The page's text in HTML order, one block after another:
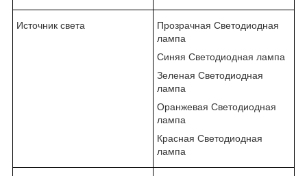
Источник света
Прозрачная Светодиодная
лампа
Синяя Светодиодная лампа
Зеленая Светодиодная
лампа
Оранжевая Светодиодная
лампа
Красная Светодиодная
лампа